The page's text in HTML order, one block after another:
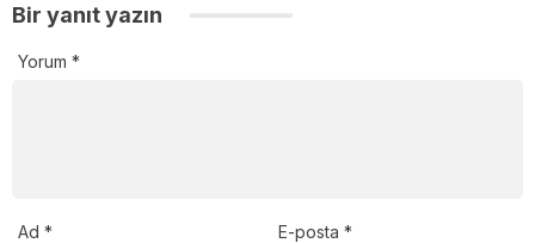
Bir yanıt yazın
Yorum *
Ad * E-posta*